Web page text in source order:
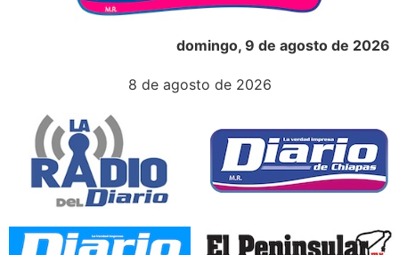
domingo, 9 de agosto de 2026
8 de agosto de 2026